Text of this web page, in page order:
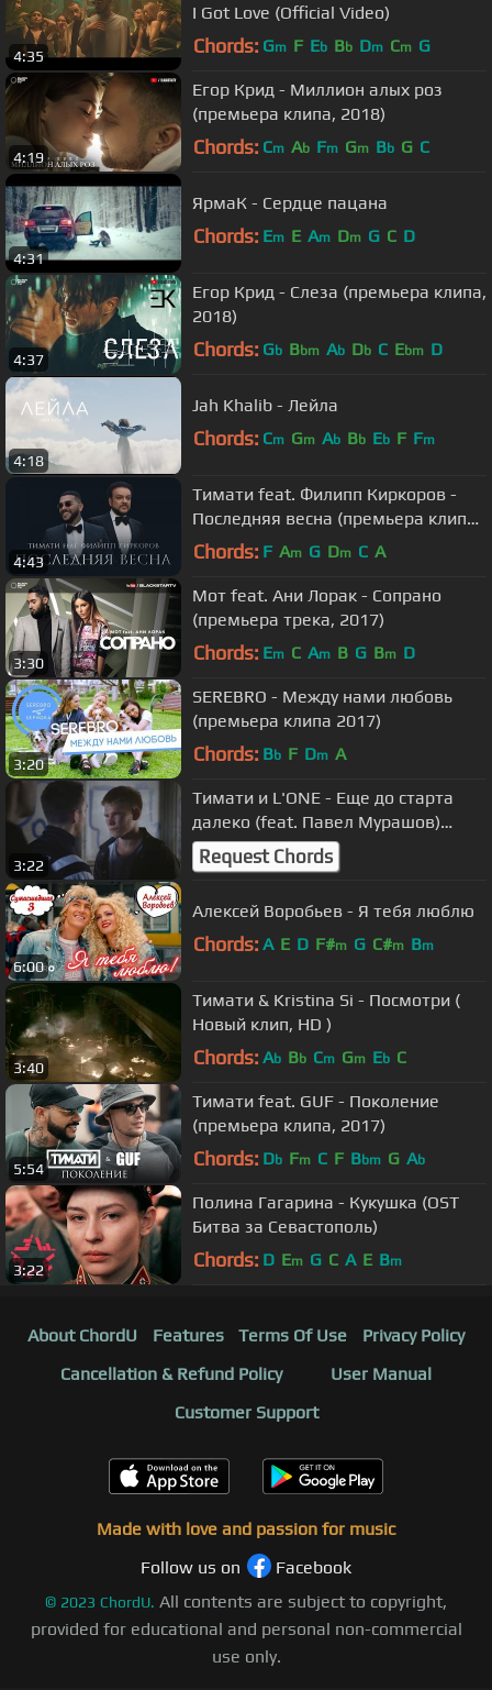
4:35
I Got Love (Official Video)
Chords: Gm F Eb Bb Dm Cm G
4:19
Егор Крид - Миллион алых роз
(премьера клипа, 2018)
Chords: Cm Ab Fm Gm Bb G C
4:31
ЯрмаК - Сердце пацана
Chords: Em E Am Dm G C D
4:37
Егор Крид - Слеза (премьера клипа,
2018)
Chords: Gb Bbm Ab Db C Ebm D
4:18
Jah Khalib - Лейла
Chords: Cm Gm Ab Bb Eb F Fm
4:43
Тимати feat. Филипп Киркоров -
Последняя весна (премьера клипа,
2017)
Chords: F Am G Dm C A
3:30
Мот feat. Ани Лорак - Сопрано
(премьера трека, 2017)
Chords: Em C Am B G Bm D
3:20
SEREBRO - Между нами любовь
(премьера клипа 2017)
Chords: Bb F Dm A
3:22
Тимати и L'ONE - Еще до старта
далеко (feat. Павел Мурашов)
[премьера клипа, 2015]
Request Chords
6:00
Алексей Воробьев - Я тебя люблю
Chords: A E D F#m G C#m Bm
3:40
Тимати & Kristina Si - Посмотри (
Новый клип, HD )
Chords: Ab Bb Cm Gm Eb C
5:54
Тимати feat. GUF - Поколение
(премьера клипа, 2017)
Chords: Db Fm C F Bbm G Ab
3:22
Полина Гагарина - Кукушка (OST
Битва за Севастополь)
Chords: D Em G C A E Bm
About ChordU Features Terms Of Use
Privacy Policy
Cancellation & Refund Policy
User Manual
Customer Support
Made with love and passion for music
Follow us on
Facebook
© 2023 ChordU. All contents are subject to copyright,
provided for educational and personal non-commercial
use only.